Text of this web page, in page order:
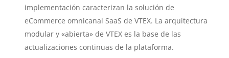
implementación caracterizan la solución de
eCommerce omnicanal SaaS de VTEX. La arquitectura
modular y «abierta» de VTEX es la base de las
actualizaciones continuas de la plataforma.